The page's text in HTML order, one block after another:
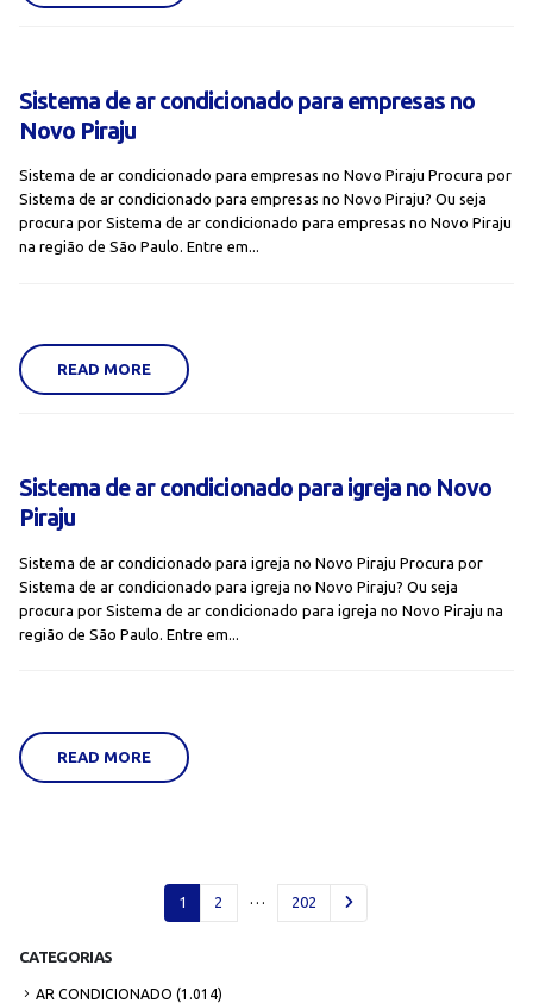
Sistema de ar condicionado para empresas no
Novo Piraju
Sistema de ar condicionado para empresas no Novo Piraju Procura por
Sistema de ar condicionado para empresas no Novo Piraju? Ou seja
procura por Sistema de ar condicionado para empresas no Novo Piraju
na região de São Paulo. Entre em...
READ MORE
Sistema de ar condicionado para igreja no Novo
Piraju
Sistema de ar condicionado para igreja no Novo Piraju Procura por
Sistema de ar condicionado para igreja no Novo Piraju? Ou seja
procura por Sistema de ar condicionado para igreja no Novo Piraju na
região de São Paulo. Entre em...
READ MORE
1 2 … 202
CATEGORIAS
AR CONDICIONADO (1.014)